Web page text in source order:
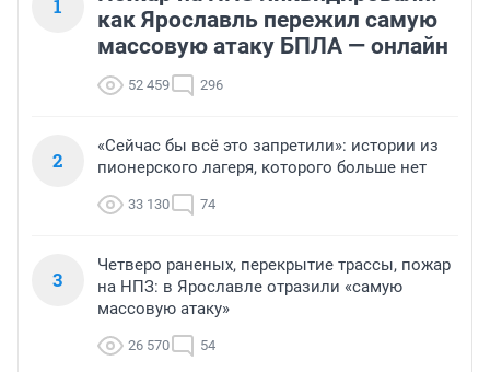
1
как Ярославль пережил самую
массовую атаку БПЛА — онлайн
52 459 296
2
«Сейчас бы всё это запретили»: истории из
пионерского лагеря, которого больше нет
33 130 74
3
Четверо раненых, перекрытие трассы, пожар
на НПЗ: в Ярославле отразили «самую
массовую атаку»
26 570 54